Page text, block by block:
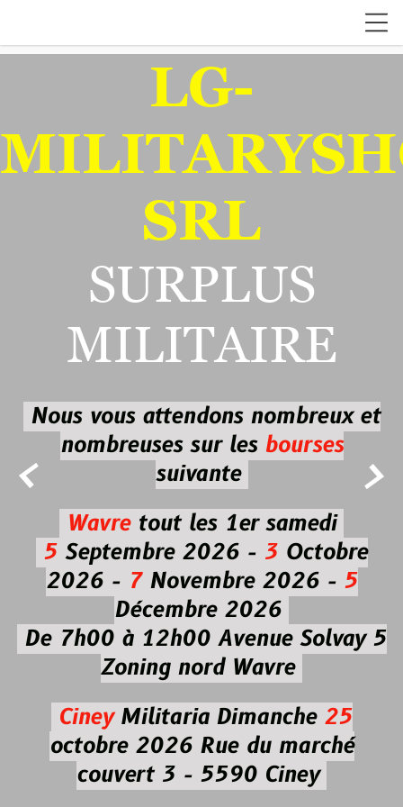
 
LG-
SRL
SURPLUS
MILITAIRE
Nous vous attendons nombreux et
nombreuses sur les bourses
suivante
Wavretout les 1er samedi
5Septembre 2026 - 3Octobre
2026 -7Novembre 2026 - 5
Décembre 2026
De 7h00 à 12h00 Avenue Solvay 5
Zoning nord Wavre
CineyMilitaria Dimanche 25
octobre 2026Rue du marché
couvert 3 - 5590 Ciney